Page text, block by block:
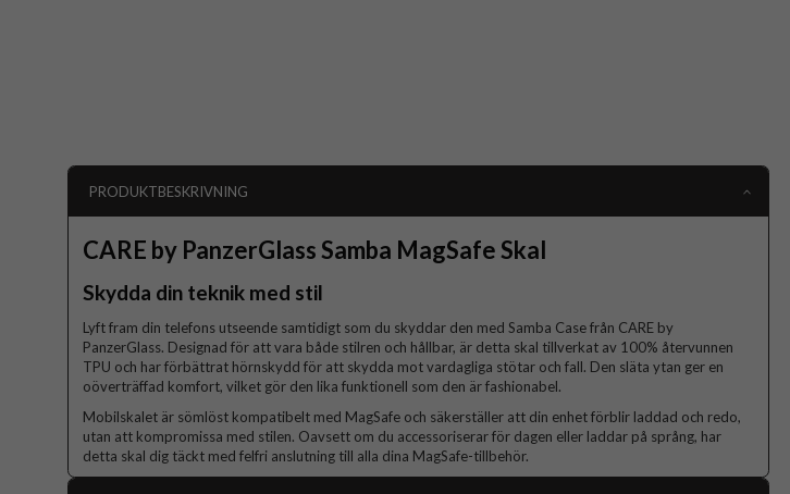
PRODUKTBESKRIVNING
CARE by PanzerGlass Samba MagSafe Skal
Skydda din teknik med stil
Lyft fram din telefons utseende samtidigt som du skyddar den med Samba Case från CARE by
PanzerGlass. Designad för att vara både stilren och hållbar, är detta skal tillverkat av 100% återvunnen
TPU och har förbättrat hörnskydd för att skydda mot vardagliga stötar och fall. Den släta ytan ger en
oöverträffad komfort, vilket gör den lika funktionell som den är fashionabel.
Mobilskalet är sömlöst kompatibelt med MagSafe och säkerställer att din enhet förblir laddad och redo,
utan att kompromissa med stilen. Oavsett om du accessoriserar för dagen eller laddar på språng, har
detta skal dig täckt med felfri anslutning till alla dina MagSafe-tillbehör.